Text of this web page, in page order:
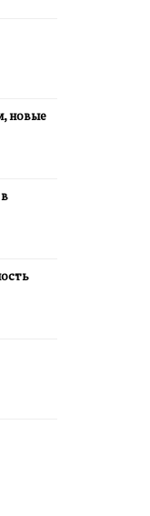
новые